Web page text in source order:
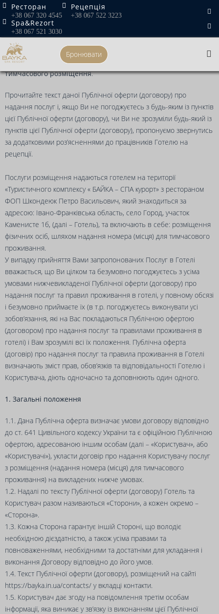
Skip
to
content
Ресторан
+38 067 320 4545
Рецепція
+38 067 522 3223
Spa&Rezort
+38 067 521 3030
Бронювати
Головна Договір публічної оферти
Договір публічної оферти
Публічна оферта (договір) про надання послуг з
тимчасового розміщення.
Прочитайте текст даної Публічної оферти (договору) про
надання послуг і, якщо Ви не погоджуєтесь з будь-яким із пунктів
цієї Публічної оферти (договору), чи Ви не зрозуміли будь-який із
пунктів цієї Публічної оферти (договору), пропонуємо звернутись
за додатковими роз’ясненнями до працівників Готелю на
рецепції.
Послуги розміщення надаються готелем на території
«Туристичного комплексу « БАЙКА – СПА курорт» з рестораном
ФОП Шкондеюк Петро Васильович, який знаходиться за
адресою: Івано-Франківська область, село Город, участок
Каменисте 1б, (далі – Готель), та включають в себе: розміщення
фізичних осіб, шляхом надання номера (місця) для тимчасового
проживання.
У випадку прийняття Вами запропонованих Послуг в Готелі
вважається, що Ви цілком та безумовно погоджуєтесь з усіма
умовами нижчевикладеної Публічної оферти (договору) про
надання послуг та правил проживання в готелі, у повному обсязі
і безумовно приймаєте їх (в т.р. погоджуєтесь виконувати усі
зобов’язання, які на Вас покладаються Публічною офертою
(договором) про надання послуг та правилами проживання в
готелі) і Вам зрозумілі всі їх положення. Публічна оферта
(договір) про надання послуг та правила проживання в Готелі
визначають зміст прав, обов’язків та відповідальності Готелю і
Користувача, діють одночасно та доповнюють один одного.
1. Загальні положення
1.1. Дана Публічна оферта визначає умови договору відповідно
до ст. 641 Цивільного кодексу України та є офіційною Публічною
офертою, адресованою іншим особам (далі – «Користувач», або
«Користувачі»), укласти договір про надання Користувачу послуг
з розміщення (надання номера (місця) для тимчасового
проживання) на викладених нижче умовах.
1.2. Надалі по тексту Публічної оферти (договору) Готель та
Користувач разом називаються «Сторони», а кожен окремо –
«Сторона».
1.3. Кожна Сторона гарантує іншій Стороні, що володіє
необхідною дієздатністю, а також усіма правами та
повноваженнями, необхідними та достатніми для укладання і
виконання Договору відповідно до його умов.
1.4. Текст Публічної оферти (договору), розміщений на сайті
https://bayka.in.ua/contacts/ у вкладці контакти.
1.5. Користувач дає згоду на повідомлення третім особам
інформації, яка виникає у зв’язку із виконанням цієї Публічної